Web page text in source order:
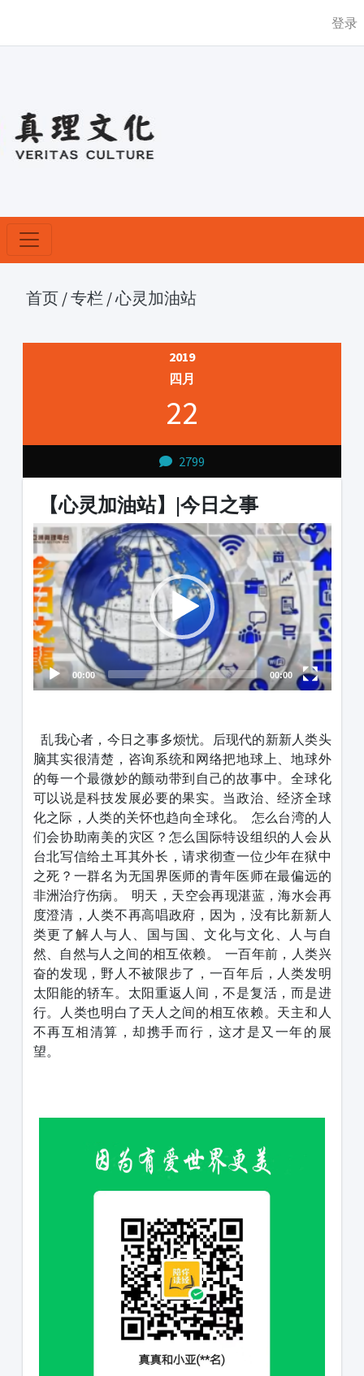
登录
首页 /专栏 /心灵加油站
2019
四月
22
2799
【心灵加油站】|今日之事
Video
Player
00:00 00:00
乱我心者，今日之事多烦忧。后现代的新新人类头
脑其实很清楚，咨询系统和网络把地球上、地球外
的每一个最微妙的颤动带到自己的故事中。全球化
可以说是科技发展必要的果实。当政治、经济全球
化之际，人类的关怀也趋向全球化。
怎么台湾的人
们会协助南美的灾区？怎么国际特设组织的人会从
台北写信给土耳其外长，请求彻查一位少年在狱中
之死？一群名为无国界医师的青年医师在最偏远的
非洲治疗伤病。
明天，天空会再现湛蓝，海水会再
度澄清，人类不再高唱政府，因为，没有比新新人
类更了解人与人、国与国、文化与文化、人与自
然、自然与人之间的相互依赖。
一百年前，人类兴
奋的发现，野人不被限步了，一百年后，人类发明
太阳能的轿车。太阳重返人间，不是复活，而是进
行。人类也明白了天人之间的相互依赖。天主和人
不再互相清算，却携手而行，这才是又一年的展
望。